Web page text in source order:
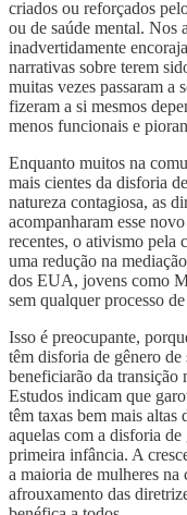
criados ou reforçados
ou de saúde mental. Nos
inadvertidamente
narrativas sobre terem
muitas vezes passaram a
fizeram a si mesmos
menos funcionais e
Enquanto muitos na
mais cientes da disforia
natureza contagiosa, as
acompanharam esse
recentes, o ativismo pela
uma redução na
dos EUA, jovens como
sem qualquer processo
Isso é preocupante,
têm disforia de gênero
beneficiarão da transição
Estudos indicam que
têm taxas bem mais altas
aquelas com a disforia
primeira infância. A
a maioria de mulheres na
afrouxamento das